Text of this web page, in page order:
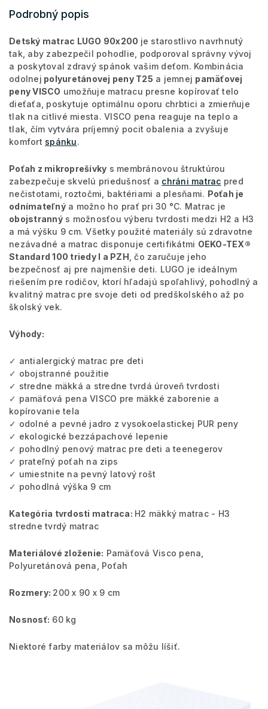
Podrobný popis
Detský matrac LUGO 90x200 je starostlivo navrhnutý
tak, aby zabezpečil pohodlie, podporoval správny vývoj
a poskytoval zdravý spánok vašim deťom. Kombinácia
odolnej polyuretánovej peny T25 a jemnej pamäťovej
peny VISCO umožňuje matracu presne kopírovať telo
dieťaťa, poskytuje optimálnu oporu chrbtici a zmierňuje
tlak na citlivé miesta. VISCO pena reaguje na teplo a
tlak, čím vytvára príjemný pocit obalenia a zvyšuje
komfort spánku.
Poťah z mikroprešívky s membránovou štruktúrou
zabezpečuje skvelú priedušnosť a chráni matrac pred
nečistotami, roztočmi, baktériami a plesňami. Poťah je
odnímateľnýa možno ho prať pri 30 °C. Matrac je
obojstrannýs možnosťou výberu tvrdosti medzi H2 a H3
a má výšku 9 cm. Všetky použité materiály sú zdravotne
nezávadné a matrac disponuje certifikátmi OEKO-TEX®
Standard 100 triedy I a PZH , čo zaručuje jeho
bezpečnosť aj pre najmenšie deti. LUGO je ideálnym
riešením pre rodičov, ktorí hľadajú spoľahlivý, pohodlný a
kvalitný matrac pre svoje deti od predškolského až po
školský vek.
Výhody:
✓ antialergický matrac pre deti
✓ obojstranné použitie
✓ stredne mäkká a stredne tvrdá úroveň tvrdosti
✓ pamäťová pena VISCO pre mäkké zaborenie a
kopírovanie tela
✓ odolné a pevné jadro z vysokoelastickej PUR peny
✓ ekologické bezzápachové lepenie
✓ pohodlný penový matrac pre deti a teenegerov
✓ prateľný poťah na zips
✓ umiestnite na pevný latový rošt
✓ pohodlná výška 9 cm
Kategória tvrdosti matraca: H2 mäkký matrac - H3
stredne tvrdý matrac
Materiálové zloženie: Pamäťová Visco pena,
Polyuretánová pena, Poťah
Rozmery: 200 x 90 x 9 cm
Nosnosť: 60 kg
Niektoré farby materiálov sa môžu líšiť.